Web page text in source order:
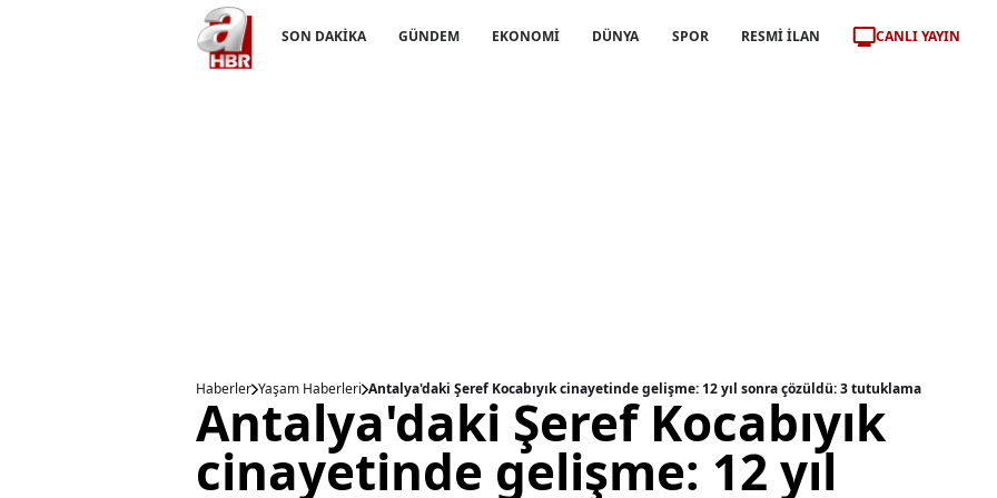
SON DAKİKA GÜNDEM EKONOMİ DÜNYA SPOR RESMİ İLAN CANLI YAYIN
Haberler Yaşam Haberleri Antalya'daki Şeref Kocabıyık cinayetinde gelişme: 12 yıl sonra çözüldü: 3 tutuklama
Antalya'daki Şeref Kocabıyık
cinayetinde gelişme: 12 yıl